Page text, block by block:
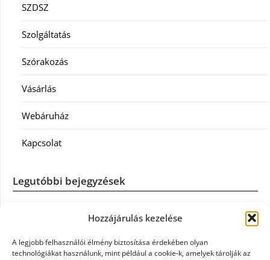
Hozzájárulás kezelése
A legjobb felhasználói élmény biztosítása érdekében olyan
technológiákat használunk, mint például a cookie-k, amelyek tárolják az
SZDSZ
Szolgáltatás
Szórakozás
Vásárlás
Webáruház
Kapcsolat
Legutóbbi bejegyzések
Casco szélvédőcsere: mikor éri meg a biztosítást igénybe
Könyvelés: mikor érdemes könyvelőt váltani?